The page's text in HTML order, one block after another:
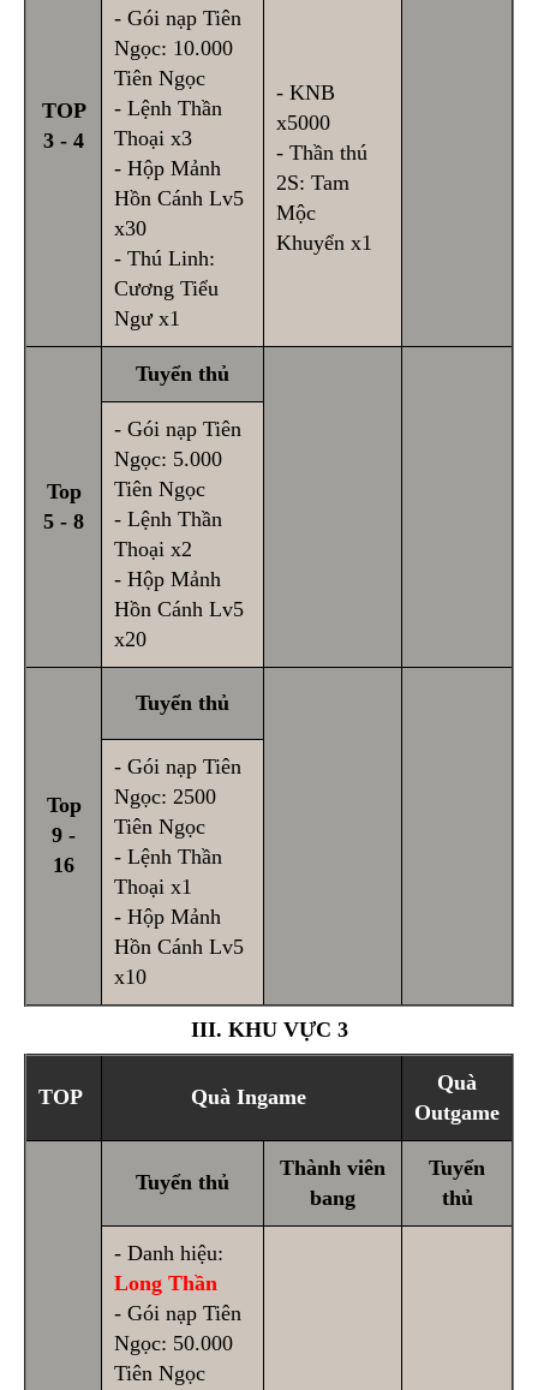
TOP
3 - 4
- Gói nạp Tiên
Ngọc: 10.000
Tiên Ngọc
- Lệnh Thần
Thoại x3
- Hộp Mảnh
Hồn Cánh Lv5
x30
- Thú Linh:
Cương Tiểu
Ngư x1
- KNB
x5000
- Thần thú
2S: Tam
Mộc
Khuyển x1
Top
5 - 8
Tuyển thủ
- Gói nạp Tiên
Ngọc: 5.000
Tiên Ngọc
- Lệnh Thần
Thoại x2
- Hộp Mảnh
Hồn Cánh Lv5
x20
Top
9 -
16
Tuyển thủ
- Gói nạp Tiên
Ngọc: 2500
Tiên Ngọc
- Lệnh Thần
Thoại x1
- Hộp Mảnh
Hồn Cánh Lv5
x10
III. KHU VỰC 3
TOP Quà Ingame
Quà
Outgame
Tuyển thủ
Thành viên
bang
Tuyển
thủ
- Danh hiệu:
Long Thần
- Gói nạp Tiên
Ngọc: 50.000
Tiên Ngọc